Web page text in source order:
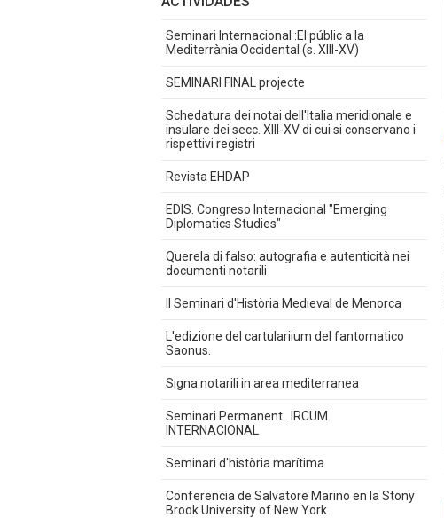
Seminari Internacional :El públic a la
Mediterrània Occidental (s. XIII-XV)
SEMINARI FINAL projecte
Schedatura dei notai dell'Italia meridionale e
insulare dei secc. XIII-XV di cui si conservano i
rispettivi registri
Revista EHDAP
EDIS. Congreso Internacional "Emerging
Diplomatics Studies"
Querela di falso: autografia e autenticità nei
documenti notarili
II Seminari d'Història Medieval de Menorca
L'edizione del cartulariium del fantomatico
Saonus.
Signa notarili in area mediterranea
Seminari Permanent . IRCUM
INTERNACIONAL
Seminari d'història marítima
Conferencia de Salvatore Marino en la Stony
Brook University of New York